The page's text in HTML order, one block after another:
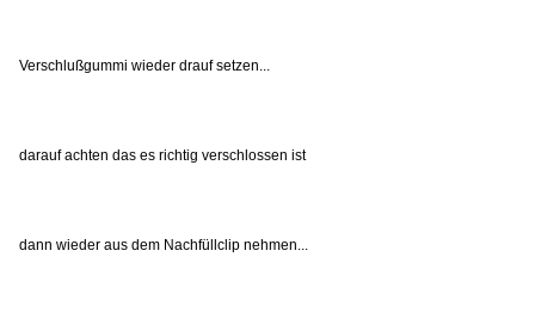
Verschlußgummi wieder drauf setzen...
darauf achten das es richtig verschlossen ist
dann wieder aus dem Nachfüllclip nehmen...